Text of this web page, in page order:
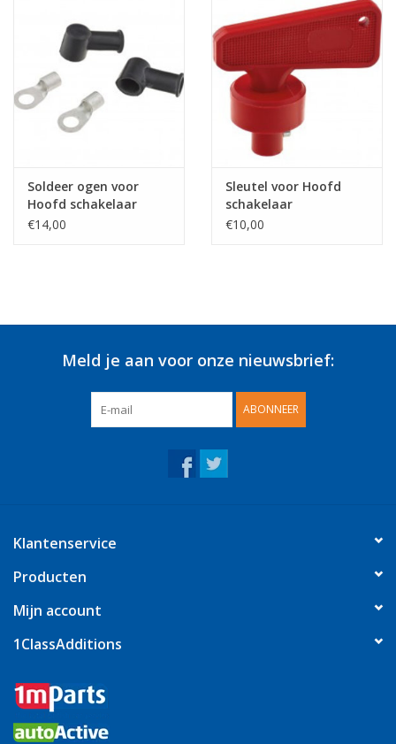
Soldeer ogen voor
Hoofd schakelaar
€14,00
Sleutel voor Hoofd
schakelaar
€10,00
Meld je aan voor onze nieuwsbrief:
ABONNEER
Klantenservice
Producten
Mijn account
1ClassAdditions